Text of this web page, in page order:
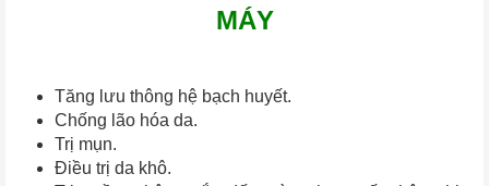
MÁY
Tăng lưu thông hệ bạch huyết.
Chống lão hóa da.
Trị mụn.
Điều trị da khô.